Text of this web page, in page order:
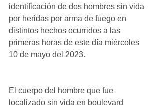
identificación de dos hombres sin vida
por heridas por arma de fuego en
distintos hechos ocurridos a las
primeras horas de este día miércoles
10 de mayo del 2023.
El cuerpo del hombre que fue
localizado sin vida en boulevard